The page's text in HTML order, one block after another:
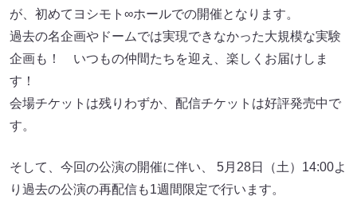
が、初めてヨシモト∞ホールでの開催となります。
過去の名企画やドームでは実現できなかった大規模な実験
企画も！ いつもの仲間たちを迎え、楽しくお届けしま
す！
会場チケットは残りわずか、配信チケットは好評発売中で
す。
そして、今回の公演の開催に伴い、 5月28日（土）14:00よ
り過去の公演の再配信も1週間限定で行います。